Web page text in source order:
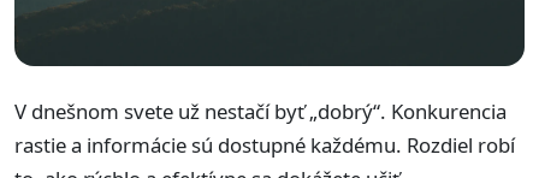
V dnešnom svete už nestačí byť „dobrý“. Konkurencia
rastie a informácie sú dostupné každému. Rozdiel robí